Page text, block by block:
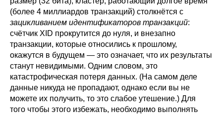
(более 4 миллиардов транзакций) столкнётся с
зацикливанием идентификаторов транзакций:
счётчик XID прокрутится до нуля, и внезапно
транзакции, которые относились к прошлому,
окажутся в будущем — это означает, что их результаты
станут невидимыми. Одним словом, это
катастрофическая потеря данных. (На самом деле
данные никуда не пропадают, однако если вы не
можете их получить, то это слабое утешение.) Для
того чтобы этого избежать, необходимо выполнять